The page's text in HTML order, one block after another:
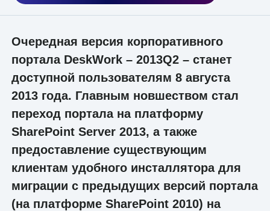
Очередная версия корпоративного
портала DeskWork – 2013Q2 – станет
доступной пользователям 8 августа
2013 года. Главным новшеством стал
переход портала на платформу
SharePoint Server 2013, а также
предоставление существующим
клиентам удобного инсталлятора для
миграции с предыдущих версий портала
(на платформе SharePoint 2010) на